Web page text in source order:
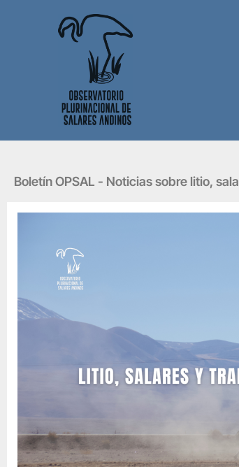
Boletín OPSAL - Noticias sobre litio,